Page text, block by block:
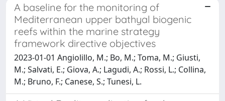
A baseline for the monitoring of
Mediterranean upper bathyal biogenic
reefs within the marine strategy
framework directive objectives
2023-01-01 Angiolillo, M.; Bo, M.; Toma, M.; Giusti,
M.; Salvati, E.; Giova, A.; Lagudi, A.; Rossi, L.; Collina,
M.; Bruno, F.; Canese, S.; Tunesi, L.